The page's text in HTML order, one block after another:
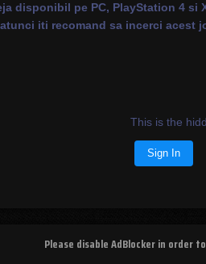
disponibil pe PC, PlayStation 4
iti recomand sa incerci acest
This is the
Sign In
Please disable AdBlocker in order